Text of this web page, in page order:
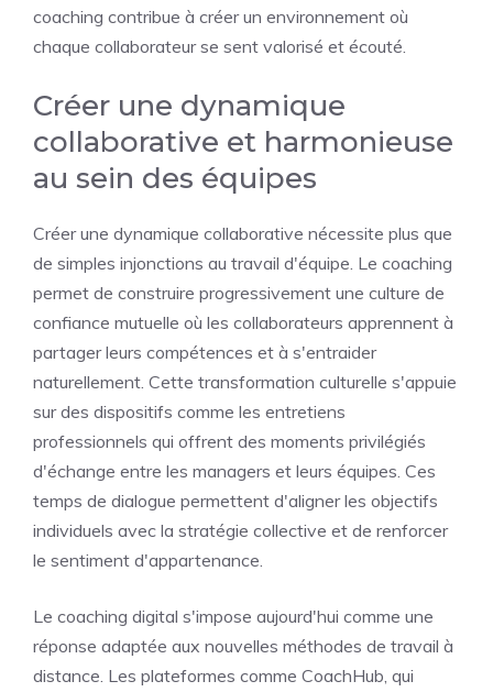
coaching contribue à créer un environnement où
chaque collaborateur se sent valorisé et écouté.
Créer une dynamique
collaborative et harmonieuse
au sein des équipes
Créer une dynamique collaborative nécessite plus que
de simples injonctions au travail d'équipe. Le coaching
permet de construire progressivement une culture de
confiance mutuelle où les collaborateurs apprennent à
partager leurs compétences et à s'entraider
naturellement. Cette transformation culturelle s'appuie
sur des dispositifs comme les entretiens
professionnels qui offrent des moments privilégiés
d'échange entre les managers et leurs équipes. Ces
temps de dialogue permettent d'aligner les objectifs
individuels avec la stratégie collective et de renforcer
le sentiment d'appartenance.
Le coaching digital s'impose aujourd'hui comme une
réponse adaptée aux nouvelles méthodes de travail à
distance. Les plateformes comme CoachHub, qui